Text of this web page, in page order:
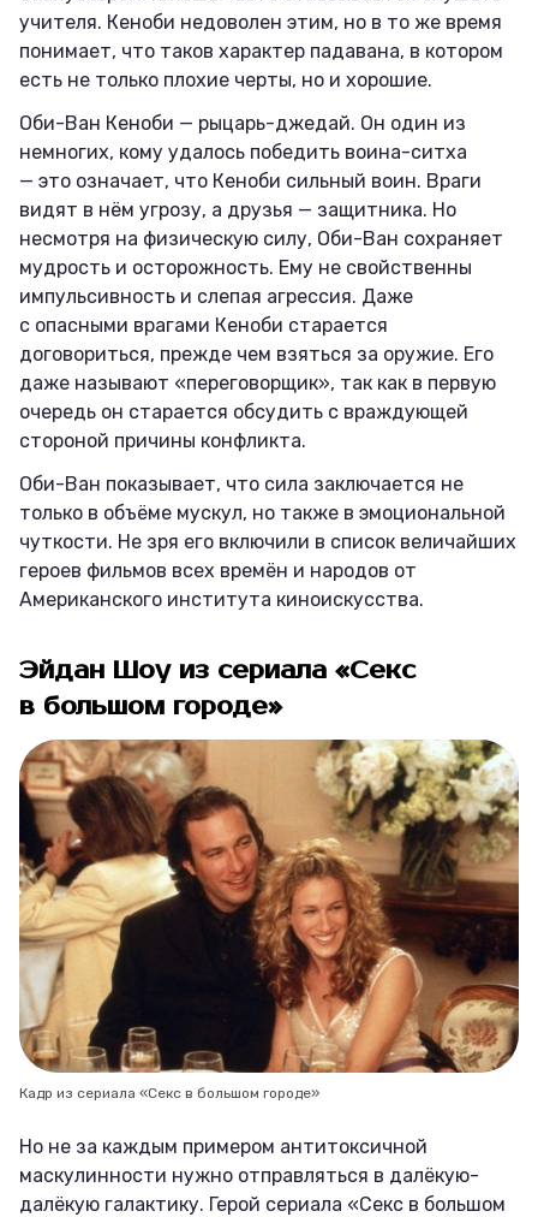
учителя. Кеноби недоволен этим, но в то же время
понимает, что таков характер падавана, в котором
есть не только плохие черты, но и хорошие.
Оби-Ван Кеноби — рыцарь-джедай. Он один из
немногих, кому удалось победить воина-ситха
— это означает, что Кеноби сильный воин. Враги
видят в нём угрозу, а друзья — защитника. Но
несмотря на физическую силу, Оби-Ван сохраняет
мудрость и осторожность. Ему не свойственны
импульсивность и слепая агрессия. Даже
с опасными врагами Кеноби старается
договориться, прежде чем взяться за оружие. Его
даже называют «переговорщик», так как в первую
очередь он старается обсудить с враждующей
стороной причины конфликта.
Оби-Ван показывает, что сила заключается не
только в объёме мускул, но также в эмоциональной
чуткости. Не зря его включили в список величайших
героев фильмов всех времён и народов от
Американского института киноискусства.
Эйдан Шоу из сериала «Секс
в большом городе»
Кадр из сериала «Секс в большом городе»
Но не за каждым примером антитоксичной
маскулинности нужно отправляться в далёкую-
далёкую галактику. Герой сериала «Секс в большом